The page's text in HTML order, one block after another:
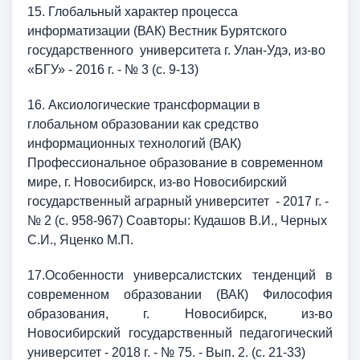
15. Глобальный характер процесса
информатизации (ВАК) Вестник Бурятского
государственного университета г. Улан-Удэ, из-во
«БГУ» - 2016 г. - № 3 (с. 9-13)
16. Аксиологические трансформации в
глобальном образовании как средство
информационных технологий (ВАК)
Профессиональное образование в современном
мире, г. Новосибирск, из-во Новосибирский
государственный аграрный университет - 2017 г. -
№ 2 (с. 958-967) Соавторы: Кудашов В.И., Черных
С.И., Яценко М.П.
17.Особенности универсалистских тенденций в
современном образовании (ВАК) Философия
образования, г. Новосибирск, из-во
Новосибирский государственный педагогический
университет - 2018 г. - № 75. - Вып. 2. (с. 21-33)